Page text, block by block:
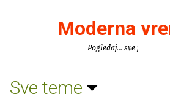
Moderna
Pogledaj... sve je puno
Sve teme